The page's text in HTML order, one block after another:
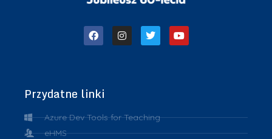
Przydatne linki
Azure Dev Tools for Teaching
eHMS